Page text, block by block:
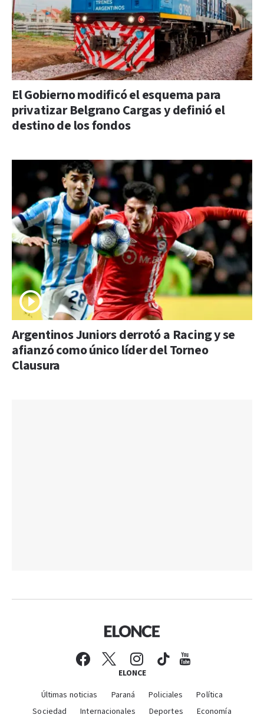
El Gobierno modificó el esquema para
privatizar Belgrano Cargas y definió el
destino de los fondos
Argentinos Juniors derrotó a Racing y se
afianzó como único líder del Torneo
Clausura
ELONCE
Últimas noticias Paraná Policiales
Política
Sociedad
Internacionales Deportes Economía